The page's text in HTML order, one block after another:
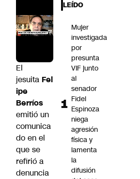
El
jesuita Fel
ipe
Berríos
emitió un
comunica
do en el
que se
refirió a
denuncia
LEÍDO
Mujer
investigada
por
presunta
VIF junto
al
senador
Fidel
Espinoza
niega
agresión
física y
lamenta
la
difusión